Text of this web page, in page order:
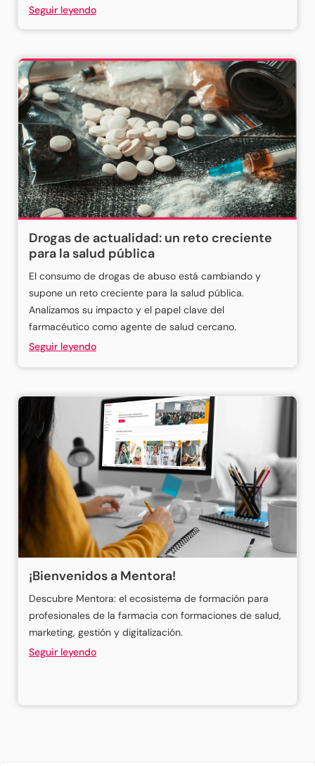
Seguir leyendo
Drogas de actualidad: un reto creciente
para la salud pública
El consumo de drogas de abuso está cambiando y
supone un reto creciente para la salud pública.
Analizamos su impacto y el papel clave del
farmacéutico como agente de salud cercano.
Seguir leyendo
¡Bienvenidos a Mentora!
Descubre Mentora: el ecosistema de formación para
profesionales de la farmacia con formaciones de salud,
marketing, gestión y digitalización.
Seguir leyendo